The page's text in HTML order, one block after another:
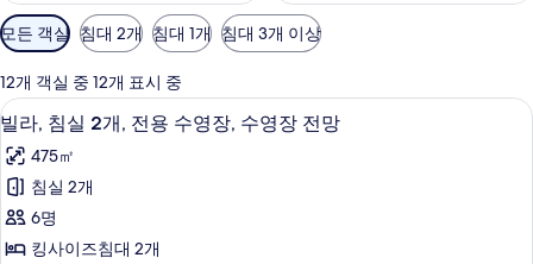
객
실
에
사
용
가
능
한
모든 객실 침대 2개 침대 1개 침대 3개 이상
12개 객실 중 12개 표시 중
빌
라,
침
실
2
이집트산 면 시트, 고급 침구, 오리/거
12
빌라, 침실 2개, 전용 수영장, 수영장 전망
475㎡
침실 2개
6명
킹사이즈침대 2개